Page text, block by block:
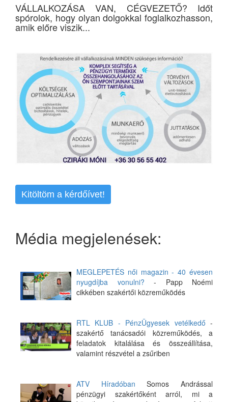
VÁLLALKOZÁSA VAN, CÉGVEZETŐ? Időt
spórolok, hogy olyan dolgokkal foglalkozhasson,
amik előre viszik...
Kitöltöm a kérdőívet!
Média megjelenések:
MEGLEPETÉS női magazin - 40 évesen
nyugdíjba vonulni? - Papp Noémi
cikkében szakértői közreműködés
RTL KLUB - PénzÜgyesek vetélkedő -
szakértő tanácsadói közreműködés, a
feladatok kitalálása és összeállítása,
valamint részvétel a zsűriben
ATV Híradóban Somos Andrással
pénzügyi szakértőként arról, mi a